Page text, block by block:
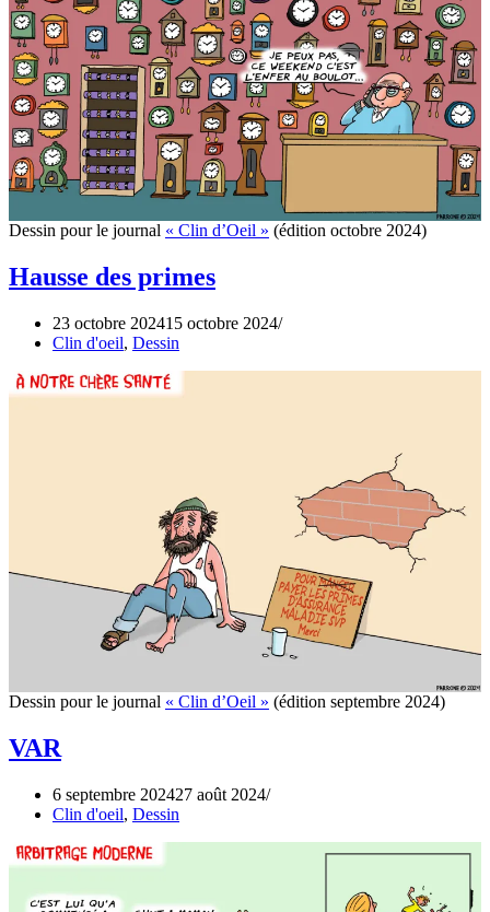
Dessin pour le journal « Clin d’Oeil » (édition octobre 2024)
Hausse des primes
23 octobre 202415 octobre 2024
Clin d'oeil, Dessin
Dessin pour le journal « Clin d’Oeil » (édition septembre 2024)
VAR
6 septembre 202427 août 2024
Clin d'oeil, Dessin